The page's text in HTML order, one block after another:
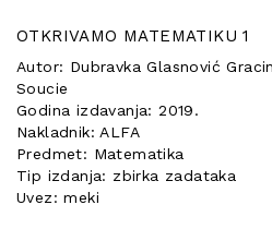
OTKRIVAMO MATEMATIKU 1
Autor: Dubravka Glasnović
Soucie
Godina izdavanja: 2019.
Nakladnik: ALFA
Predmet: Matematika
Tip izdanja: zbirka zadataka
Uvez: meki